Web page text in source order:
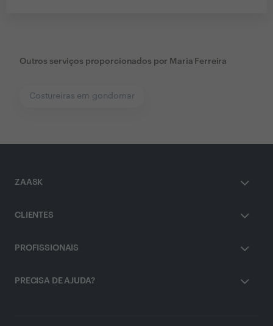
Outros serviços proporcionados por Maria Ferreira
Costureiras em gondomar
ZAASK
CLIENTES
PROFISSIONAIS
PRECISA DE AJUDA?